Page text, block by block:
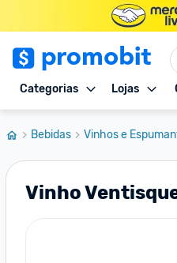
Categorias Lojas
Bebidas Vinhos e
Vinho